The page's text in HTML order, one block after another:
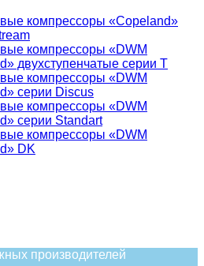
компрессоры «Copeland»
компрессоры «DWM
двухступенчатые серии T
компрессоры «DWM
серии Discus
компрессоры «DWM
серии Standart
компрессоры «DWM
DK
производителей